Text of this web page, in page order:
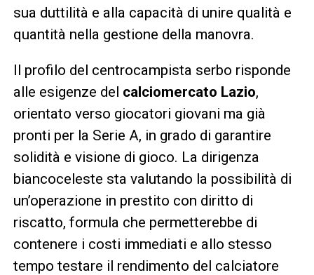
sua duttilità e alla capacità di unire qualità e
quantità nella gestione della manovra.
Il profilo del centrocampista serbo risponde
alle esigenze del calciomercato Lazio,
orientato verso giocatori giovani ma già
pronti per la Serie A, in grado di garantire
solidità e visione di gioco. La dirigenza
biancoceleste sta valutando la possibilità di
un’operazione in prestito con diritto di
riscatto, formula che permetterebbe di
contenere i costi immediati e allo stesso
tempo testare il rendimento del calciatore